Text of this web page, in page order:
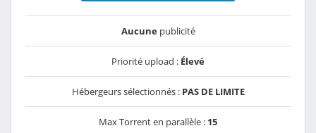
Aucunepublicité
Priorité upload : Élevé
Hébergeurs sélectionnés : PAS DE LIMITE
Max Torrent en parallèle : 15